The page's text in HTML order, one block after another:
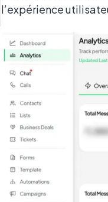
l’expérience